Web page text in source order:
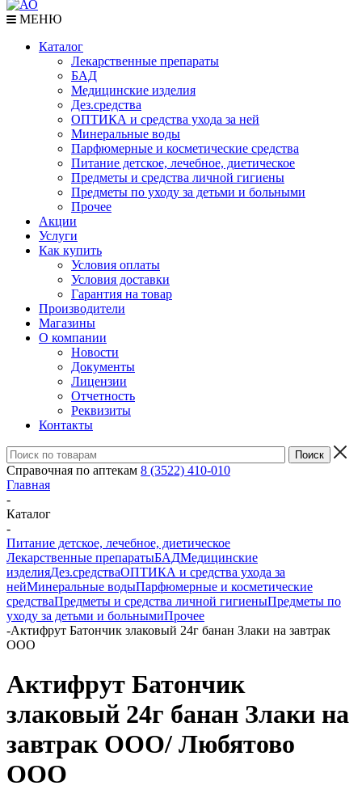
МЕНЮ
Каталог
Лекарственные препараты
БАД
Медицинские изделия
Дез.средства
ОПТИКА и средства ухода за ней
Минеральные воды
Парфюмерные и косметические средства
Питание детское, лечебное, диетическое
Предметы и средства личной гигиены
Предметы по уходу за детьми и больными
Прочее
Акции
Услуги
Как купить
Условия оплаты
Условия доставки
Гарантия на товар
Производители
Магазины
О компании
Новости
Документы
Лицензии
Отчетность
Реквизиты
Контакты
Справочная по аптекам 8 (3522) 410-010
Главная
-
Каталог
-
Питание детское, лечебное, диетическое
Лекарственные препаратыБАДМедицинские
изделияДез.средстваОПТИКА и средства ухода за
нейМинеральные водыПарфюмерные и косметические
средстваПредметы и средства личной гигиеныПредметы по
уходу за детьми и больнымиПрочее
-Актифрут Батончик злаковый 24г банан Злаки на завтрак
ООО
Актифрут Батончик
злаковый 24г банан Злаки на
завтрак ООО/ Любятово
ООО